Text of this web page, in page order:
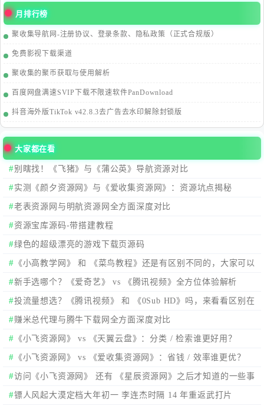
月排行榜
聚收集导航网-注册协议、登录条款、隐私政策（正式合规版）
免费影视下载渠道
聚收集的聚币获取与使用解析
百度网盘满速SVIP下载不限速软件PanDownload
抖音海外版TikTok v42.8.3去广告去水印解除封锁版
大家都在看
别瞎找！《飞猪》与《蒲公英》导航资源对比
实测《颜夕资源网》与《爱收集资源网》：资源坑点揭秘
老表资源网与明航资源网全方面深度对比
资源宝库源码-带搭建教程
绿色的超级漂亮的游戏下载页源码
《小高教学网》 和 《菜鸟教程》还是有区别不同的，大家可以
看看。
新手选哪个？《爱奇艺》 vs 《腾讯视频》全方位体验解析
投流量想选？《腾讯视频》 和 《0Sub HD》吗，来看看区别在
哪？在选择。
赚米总代理与腾牛下载网全方面深度对比
《小飞资源网》 vs 《天翼云盘》：分类 / 检索谁更好用？
《小飞资源网》 vs 《爱收集资源网》：省钱 / 效率谁更优？
访问《小飞资源网》 还有 《星辰资源网》之后才知道的一些事
情。镖人风起大漠定档大年初一 李连杰时隔 14 年重返武打片